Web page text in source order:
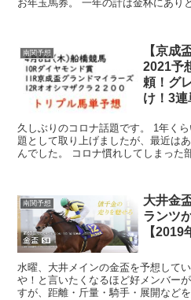
お年玉馬券。 一年の計は金杯にあり
南関予想
【京成
2021予
頼！グ
け！3連
久しぶりのコロナ話題です。 1年く
題として取り上げましたが、最近は
んでした。 コロナ慣れしてしまった
南関予想
大井金
ランツ
【2019
水曜、大井メインの金盃を予想していきます。 川崎記
や！と言いたくなるほど好メンバーが揃いま
すが、距離・斤量・騎手・展開など